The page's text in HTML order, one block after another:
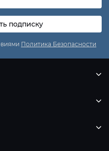
подписку
Политика Безопасности